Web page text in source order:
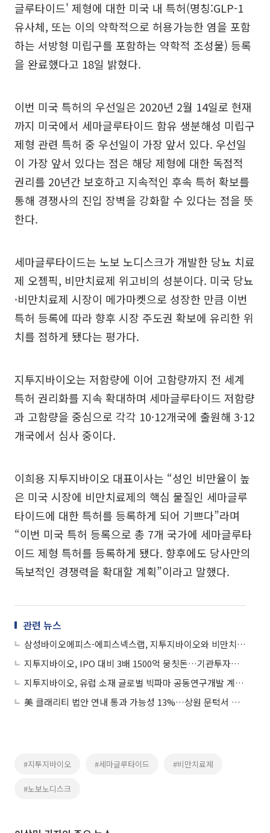
글루타이드' 제형에 대한 미국 내 특허(명칭:GLP-1
유사체, 또는 이의 약학적으로 허용가능한 염을 포함
하는 서방형 미립구를 포함하는 약학적 조성물) 등록
을 완료했다고 18일 밝혔다.
이번 미국 특허의 우선일은 2020년 2월 14일로 현재
까지 미국에서 세마글루타이드 함유 생분해성 미립구
제형 관련 특허 중 우선일이 가장 앞서 있다. 우선일
이 가장 앞서 있다는 점은 해당 제형에 대한 독점적
권리를 20년간 보호하고 지속적인 후속 특허 확보를
통해 경쟁사의 진입 장벽을 강화할 수 있다는 점을 뜻
한다.
세마글루타이드는 노보 노디스크가 개발한 당뇨 치료
제 오젬픽, 비만치료제 위고비의 성분이다. 미국 당뇨
·비만치료제 시장이 메가마켓으로 성장한 만큼 이번
특허 등록에 따라 향후 시장 주도권 확보에 유리한 위
치를 점하게 됐다는 평가다.
지투지바이오는 저함량에 이어 고함량까지 전 세계
특허 권리화를 지속 확대하며 세마글루타이드 저함량
과 고함량을 중심으로 각각 10·12개국에 출원해 3·12
개국에서 심사 중이다.
이희용 지투지바이오 대표이사는 “성인 비만율이 높
은 미국 시장에 비만치료제의 핵심 물질인 세마글루
타이드에 대한 특허를 등록하게 되어 기쁘다”라며
“이번 미국 특허 등록으로 총 7개 국가에 세마글루타
이드 제형 특허를 등록하게 됐다. 향후에도 당사만의
독보적인 경쟁력을 확대할 계획”이라고 말했다.
관련 뉴스
삼성바이오에피스-에피스넥스랩, 지투지바이오와 비만치료제 공동개발
지투지바이오, IPO 대비 3배 1500억 뭉칫돈…기관투자자 기술력 베팅
지투지바이오, 유럽 소재 글로벌 빅파마 공동연구개발 계약 체결
美 클래리티 법안 연내 통과 가능성 13%…상원 문턱서 제동
#지투지바이오 #세마글루타이드 #비만치료제
#노보노디스크